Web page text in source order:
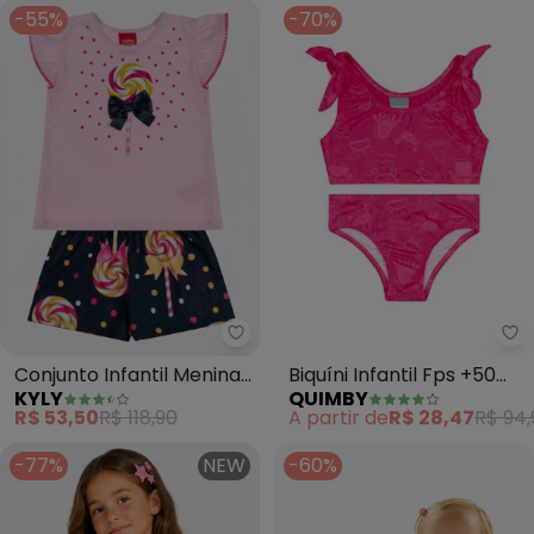
Candy)
-55%
Kyly - Conjunto Infantil Menina
Conjunto Infantil Menina
Pirulito (Rosa)
KYLY
R$ 53,50R$ 118,90
-70%
Biquíni Infantil Fps +50
(Rosa)
QUIMBY
A partir deR$ 28,47R$
-77%
NEW -60%